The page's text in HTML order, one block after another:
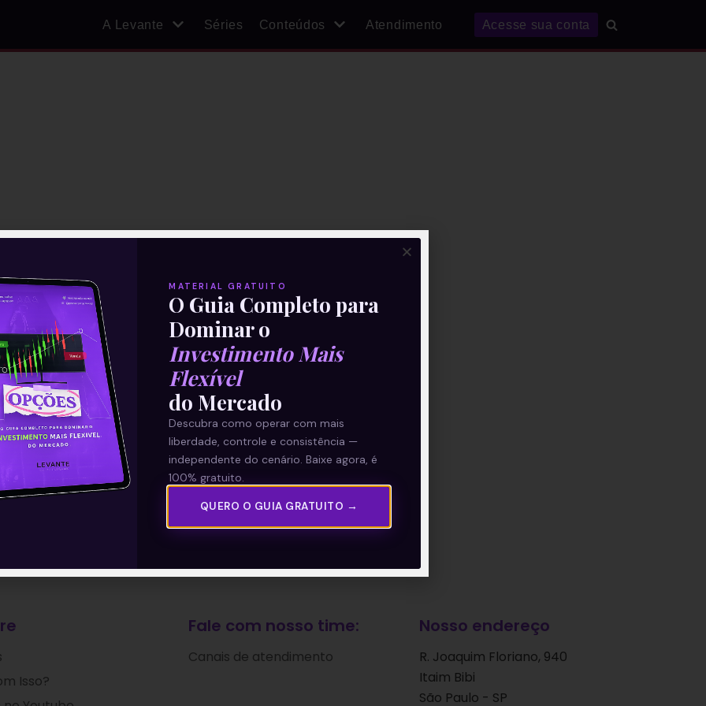
A Levante Séries Conteúdos Atendimento Acesse sua conta
Isso?
Fale com nosso time:
Canais de atendimento
Nosso endereço
R. Joaquim Floriano, 940
Itaim Bibi
São Paulo - SP
MATERIAL GRATUITO
O Guia Completo para
Dominar o
Investimento Mais
Flexível
do Mercado
Descubra como operar com mais
liberdade, controle e consistência —
independente do cenário. Baixe agora, é
100% gratuito.
QUERO O GUIA GRATUITO →